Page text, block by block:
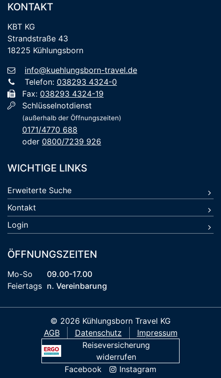
WICHTIGE LINKS
Erweiterte Suche
Kontakt
Login
ÖFFNUNGSZEITEN
Mo-So
09.00-17.00
Feiertags n. Vereinbarung
KONTAKT
KBT KG
Strandstraße 43
18225 Kühlungsborn
info@kuehlungsborn-travel.de
Telefon: 038293 4324-0
Fax: 038293 4324-19
Schlüsselnotdienst
(außerhalb der Öffnungszeiten)
0171/4770 688
oder 0800/7239 926
© 2026 Kühlungsborn Travel KG
AGB
Datenschutz
Impressum
Reiseversicherung
widerrufen
Facebook
Instagram